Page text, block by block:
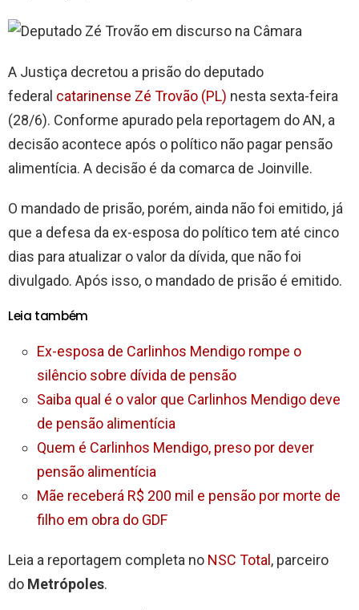
A Justiça decretou a prisão do deputado
federal catarinense Zé Trovão (PL) nesta sexta-feira
(28/6). Conforme apurado pela reportagem do AN, a
decisão acontece após o político não pagar pensão
alimentícia. A decisão é da comarca de Joinville.
O mandado de prisão, porém, ainda não foi emitido, já
que a defesa da ex-esposa do político tem até cinco
dias para atualizar o valor da dívida, que não foi
divulgado. Após isso, o mandado de prisão é emitido.
Leia também
Ex-esposa de Carlinhos Mendigo rompe o
silêncio sobre dívida de pensão
Saiba qual é o valor que Carlinhos Mendigo deve
de pensão alimentícia
Quem é Carlinhos Mendigo, preso por dever
pensão alimentícia
Mãe receberá R$ 200 mil e pensão por morte de
filho em obra do GDF
Leia a reportagem completa no NSC Total , parceiro
do Metrópoles.